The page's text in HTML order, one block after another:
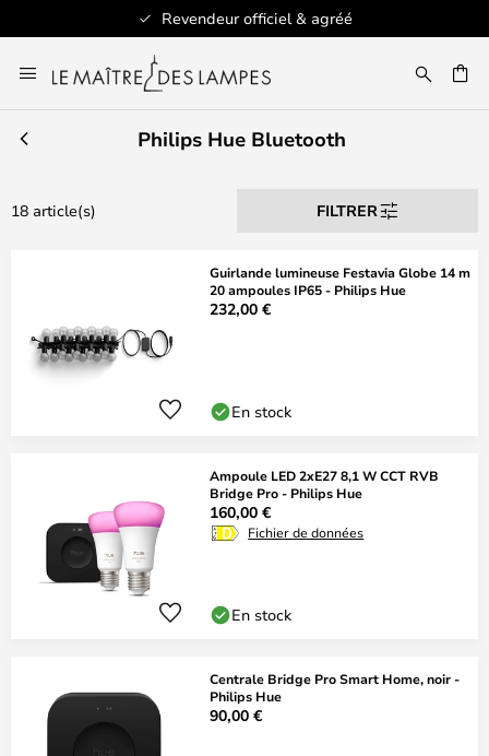
Revendeur officiel & agréé
au
contenu
Philips Hue Bluetooth
18 article(s) FILTRER
Guirlande lumineuse Festavia Globe 14 m
20 ampoules IP65 - Philips Hue
232,00 €
En stock
Ampoule LED 2xE27 8,1 W CCT RVB
Bridge Pro - Philips Hue
160,00 €
Fichier de données
En stock
Centrale Bridge Pro Smart Home, noir -
Philips Hue
90,00 €